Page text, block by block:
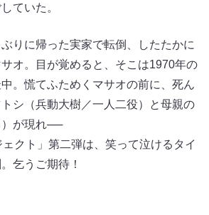
ていた。
りに帰った実家で転倒、したたかに
オ。目が覚めると、そこは1970年の
。慌てふためくマサオの前に、死ん
シ（兵動大樹／一人二役）と母親の
）が現れ──
ェクト」第二弾は、笑って泣けるタイ
乞うご期待！